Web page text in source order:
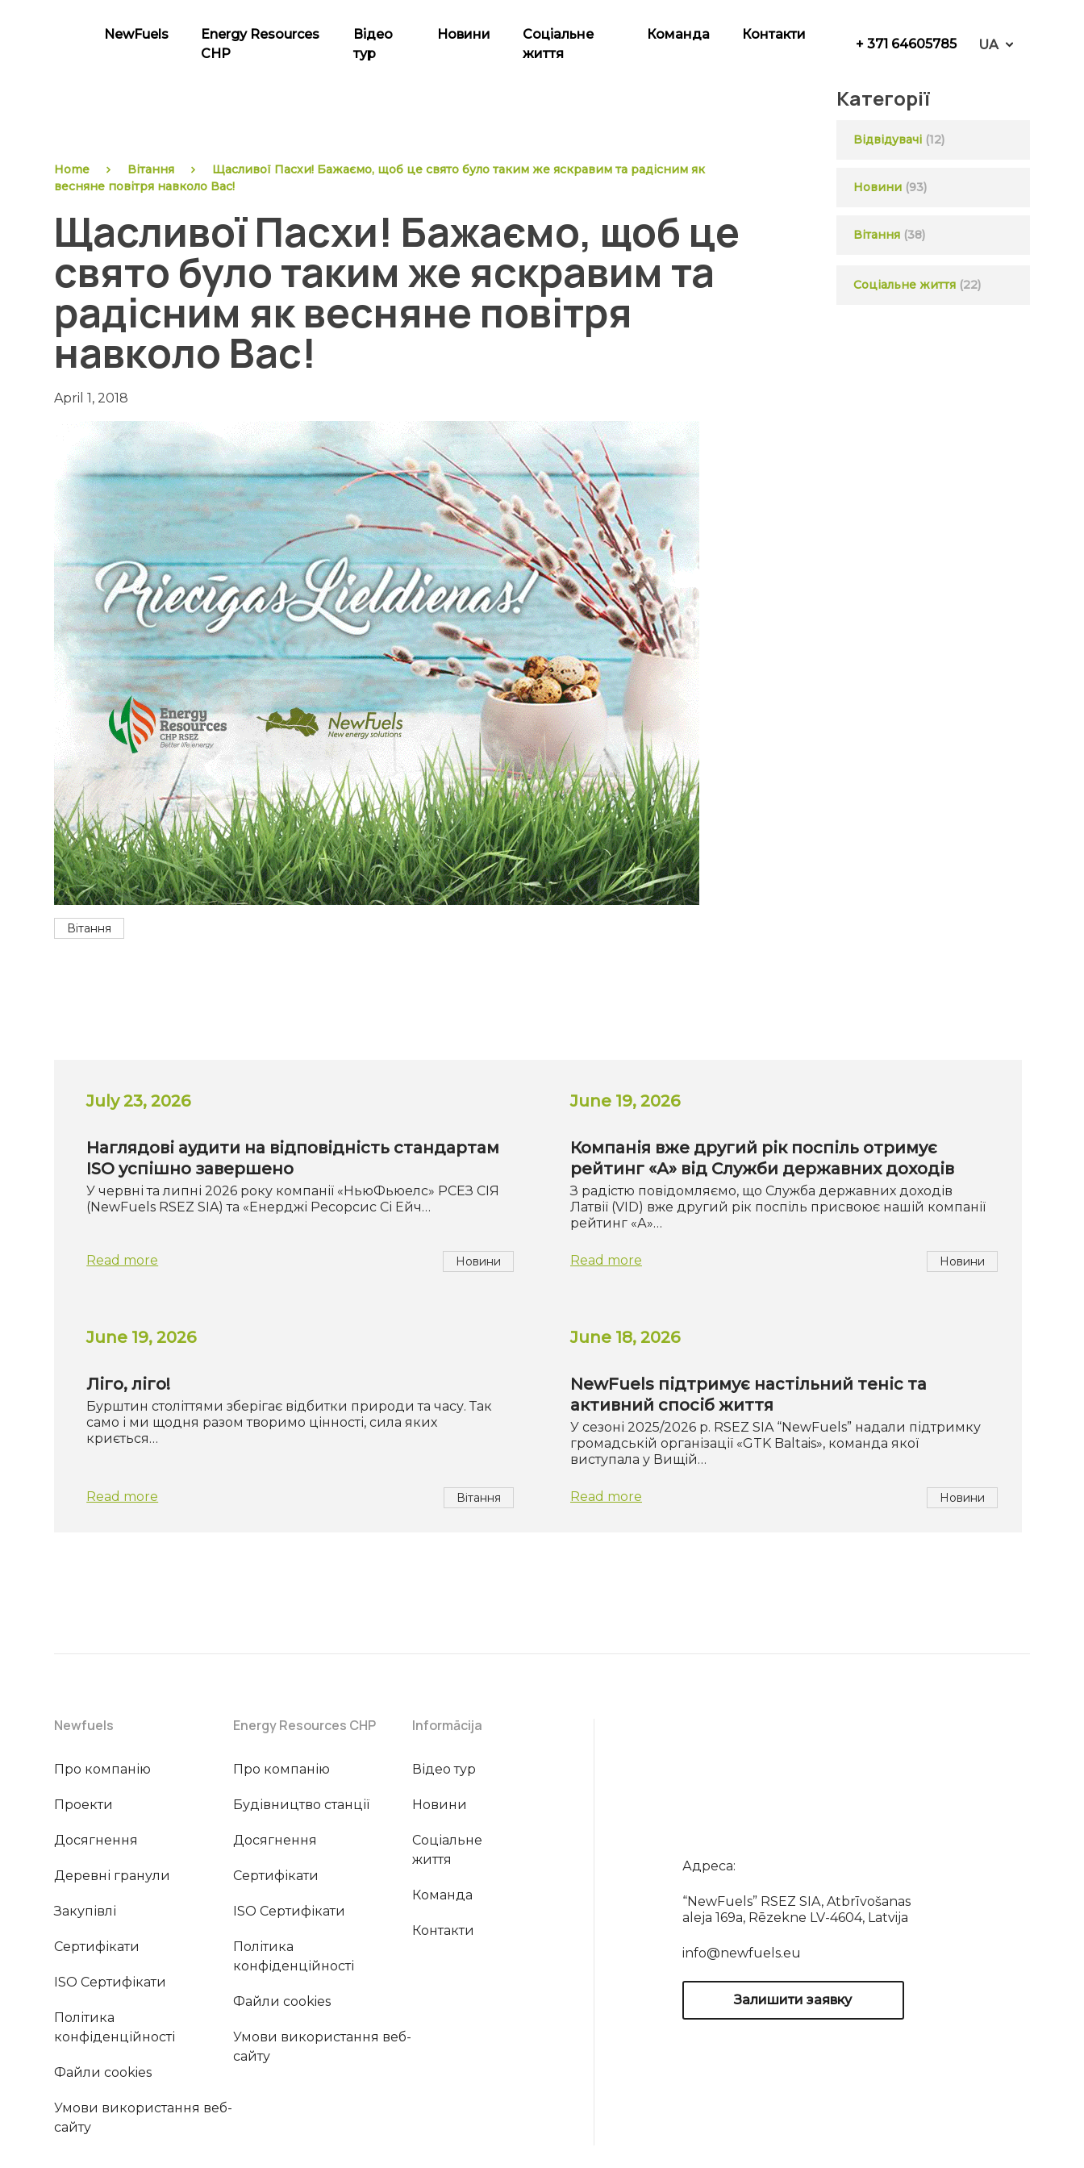
NewFuels
Energy Resources
CHP
Відео
тур
Новини
Соціальне
життя
Команда Контакти
+ 371 64605785 UA
Home Вітання
Щасливої Пасхи! Бажаємо, щоб це свято було таким же яскравим та радісним як
весняне повітря навколо Вас!
Щасливої Пасхи! Бажаємо, щоб це
свято було таким же яскравим та
радісним як весняне повітря
навколо Вас!
April 1, 2018
Вітання
Категорії
Відвідувачі(12)
Новини(93)
Вітання(38)
Соціальне життя(22)
July 23, 2026
Наглядові аудити на відповідність стандартам
ISO успішно завершено
У червні та липні 2026 року компанії «НьюФьюелс» РСЕЗ СІЯ
(NewFuels RSEZ SIA) та «Енерджі Ресорсис Сі Ейч…
Read more Новини
June 19, 2026
Компанія вже другий рік поспіль отримує
рейтинг «А» від Служби державних доходів
З радістю повідомляємо, що Служба державних доходів
Латвії (VID) вже другий рік поспіль присвоює нашій компанії
рейтинг «А»…
Read more Новини
June 19, 2026
Ліго, ліго!
Бурштин століттями зберігає відбитки природи та часу. Так
само і ми щодня разом творимо цінності, сила яких
криється…
Read more Вітання
June 18, 2026
NewFuels підтримує настільний теніс та
активний спосіб життя
У сезоні 2025/2026 р. RSEZ SIA “NewFuels” надали підтримку
громадській організації «GTK Baltais», команда якої
виступала у Вищій…
Read more Новини
Newfuels
Про компанію
Проекти
Досягнення
Деревні гранули
Закупівлі
Сертифікати
ISO Сертифікати
Політика
конфіденційності
Файли cookies
Умови використання веб-
сайту
Energy Resources CHP
Про компанію
Будівництво станції
Досягнення
Сертифікати
ISO Сертифікати
Політика
конфіденційності
Файли cookies
Умови використання веб-
сайту
Informācija
Відео тур
Новини
Соціальне
життя
Команда
Контакти
Адреса:
“NewFuels” RSEZ SIA, Atbrīvošanas
aleja 169a, Rēzekne LV-4604, Latvija
info@newfuels.eu
Залишити заявку